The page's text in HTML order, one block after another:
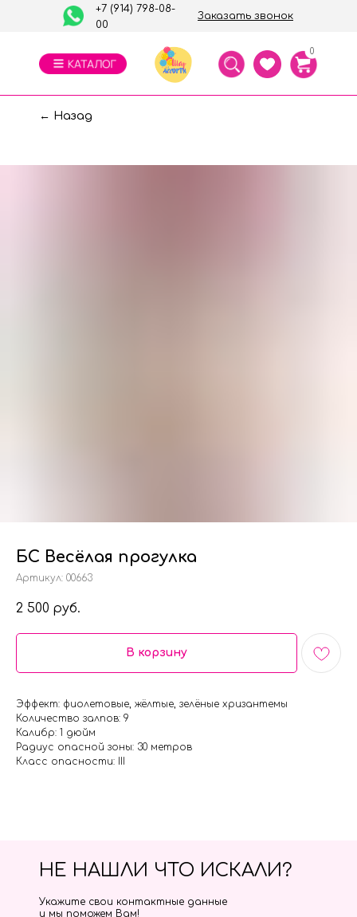
Заказать звонок
+7 (914) 798-08-
00
0
← Назад
БС Весёлая прогулка
Артикул: 00663
2 500 руб.
В корзину
Эффект: фиолетовые, жёлтые, зелёные хризантемы
Количество залпов: 9
Калибр: 1 дюйм
Радиус опасной зоны: 30 метров
Класс опасности: III
НЕ НАШЛИ ЧТО ИСКАЛИ?
Укажите свои контактные данные
и мы поможем Вам!